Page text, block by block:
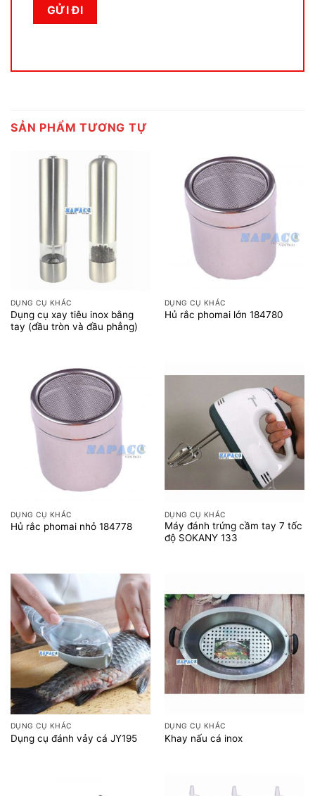
SẢN PHẨM TƯƠNG TỰ
DỤNG CỤ KHÁC
Dụng cụ xay tiêu inox bằng
tay (đầu tròn và đầu phẳng)
DỤNG CỤ KHÁC
Hủ rắc phomai lớn 184780
DỤNG CỤ KHÁC
Hủ rắc phomai nhỏ 184778
DỤNG CỤ KHÁC
Máy đánh trứng cầm tay 7 tốc
độ SOKANY 133
DỤNG CỤ KHÁC
Dụng cụ đánh vảy cá JY195
DỤNG CỤ KHÁC
Khay nấu cá inox